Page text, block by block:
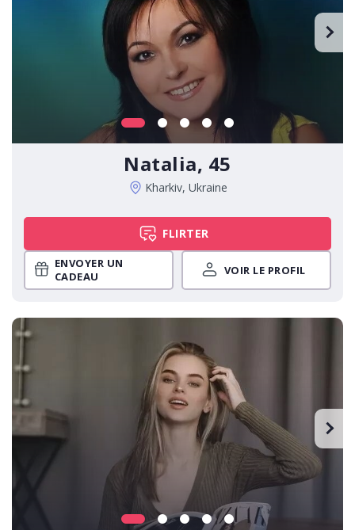
Natalia, 45
Kharkiv, Ukraine
FLIRTER
ENVOYER UN
CADEAU
VOIR LE PROFIL